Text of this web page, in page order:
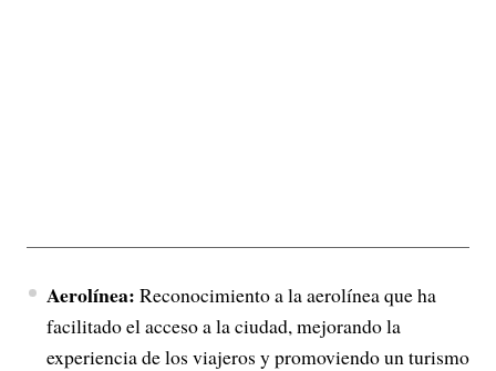
Aerolínea: Reconocimiento a la aerolínea que ha
facilitado el acceso a la ciudad, mejorando la
experiencia de los viajeros y promoviendo un turismo